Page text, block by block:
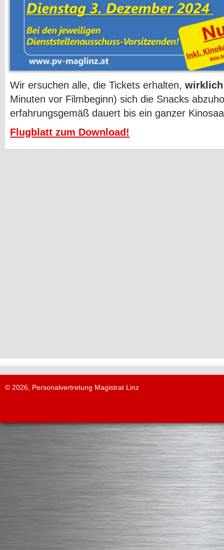
Wir ersuchen alle, die Tickets erhalten,
Minuten vor Filmbeginn) sich die Snacks
erfahrungsgemäß dauert bis ein ganzer
Flugblatt zum Download!
© 2026, Personalvertretung Magistrat Linz